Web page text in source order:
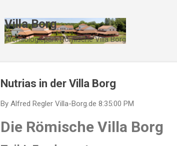
Villa Borg
Archäologiepark Römische Villa Borg
Nutrias in der Villa Borg
By Alfred Regler Villa-Borg.de 8:35:00 PM
Die Römische Villa Borg